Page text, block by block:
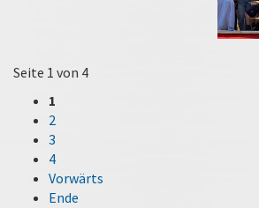
Seite 1 von 4
1
2
3
4
Vorwärts
Ende